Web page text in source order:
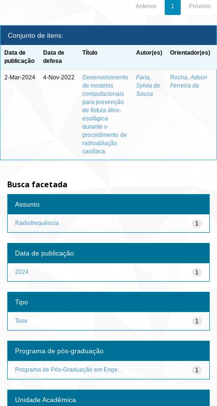
Anterior 1 Próximo
Conjunto de itens:
Data de
publicação
Data de
defesa
Título Autor(es) Orientador(es)
2-Mar-2024 4-Nov-2022
Desenvolvimento
de modelos
computacionais
para prevenção
de fístula átrio-
esofágica
durante o
procedimento de
radioablação
cardíaca
Faria,
Sylvia de
Sousa
Rocha, Adson
Ferreira da
Busca facetada
Assunto
1
Radiofrequência
Data de publicação
1
2024
Tipo
1
Tese
Programa de pós-graduação
1
Programa de Pós-Graduação em Enge...
Unidade Acadêmica